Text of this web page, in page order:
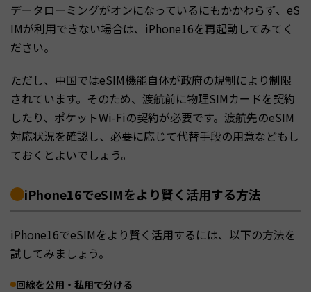
データローミングがオンになっているにもかかわらず、eS
IMが利用できない場合は、iPhone16を再起動してみてく
ださい。
ただし、中国ではeSIM機能自体が政府の規制により制限
されています。そのため、渡航前に物理SIMカードを契約
したり、ポケットWi-Fiの契約が必要です。渡航先のeSIM
対応状況を確認し、必要に応じて代替手段の用意などもし
ておくとよいでしょう。
iPhone16でeSIMをより賢く活用する方法
iPhone16でeSIMをより賢く活用するには、以下の方法を
試してみましょう。
回線を公用・私用で分ける